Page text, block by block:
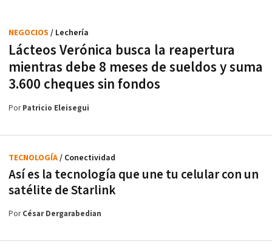
Lácteos Verónica busca la reapertura
mientras debe 8 meses de sueldos y suma
3.600 cheques sin fondos
NEGOCIOS / Lechería
PorPatricio Eleisegui
Así es la tecnología que une tu celular con un
satélite de Starlink
TECNOLOGÍA/ Conectividad
PorCésar Dergarabedian